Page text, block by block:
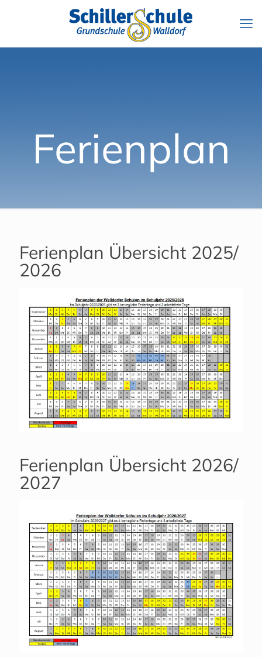
Ferienplan
Ferienplan Übersicht 2025/
2026
Ferienplan Übersicht 2026/
2027